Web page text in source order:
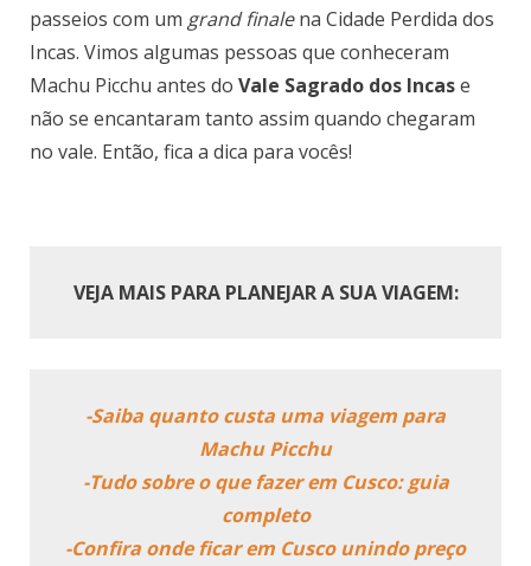
passeios com um grand finalena Cidade Perdida dos
Incas. Vimos algumas pessoas que conheceram
Machu Picchu antes do Vale Sagrado dos Incase
não se encantaram tanto assim quando chegaram
no vale. Então, fica a dica para vocês!
VEJA MAIS PARA PLANEJAR A SUA VIAGEM:
-Saiba quanto custa uma viagem para
Machu Picchu
-Tudo sobre o que fazer em Cusco: guia
completo
-Confira onde ficar em Cusco unindo preço